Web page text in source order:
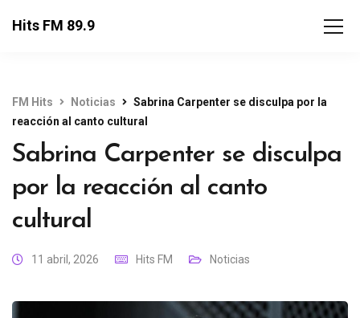
Hits FM 89.9
FM Hits Noticias
Sabrina Carpenter se disculpa por la
reacción al canto cultural
Sabrina Carpenter se disculpa
por la reacción al canto
cultural
11 abril, 2026 Hits FM Noticias